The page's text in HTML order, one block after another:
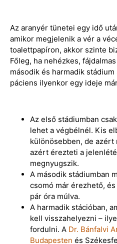
Az aranyér tünetei egy idő
amikor megjelenik a vér a
toalettpapíron, akkor szinte
Főleg, ha nehézkes,
második és harmadik
páciens ilyenkor egy ideje
Az első stádiumban
lehet a végbélnél. Kis
különösebben, de azért
azért érezteti a
megnyugszik.
A második stádiumban
csomó már érezhető,
pár óra múlva.
A harmadik stációban,
kell visszahelyezni –
fordulni. A Dr. Bánfalvi
Budapesten és